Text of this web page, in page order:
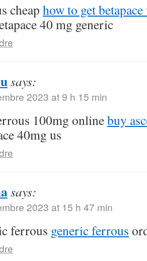
cheap how to get
40 mg generic
says:
2023 at 9 h 15 min
100mg onlinebuy
40mg us
says:
2023 at 15 h 47 min
ferrous generic ferrous